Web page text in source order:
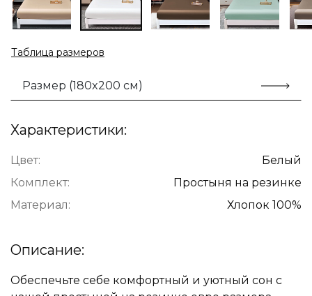
Таблица размеров
Размер (180x200 см)
Характеристики:
Цвет:
Белый
Комплект:
Простыня на резинке
Материал:
Хлопок 100%
Описание:
Обеспечьте себе комфортный и уютный сон с